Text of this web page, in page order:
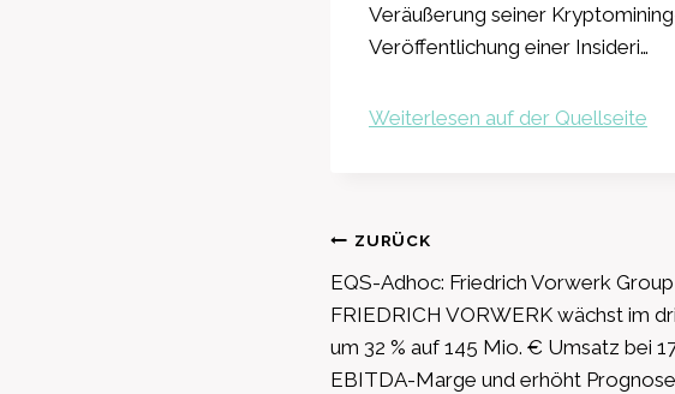
Veräußerung seiner
Veröffentlichung einer Insideri…
Weiterlesen auf der Quellseite
Beitragsnavigation
ZURÜCK
EQS-Adhoc: Friedrich Vorwerk Group
FRIEDRICH VORWERK wächst im
um 32 % auf 145 Mio. € Umsatz bei
EBITDA-Marge und erhöht